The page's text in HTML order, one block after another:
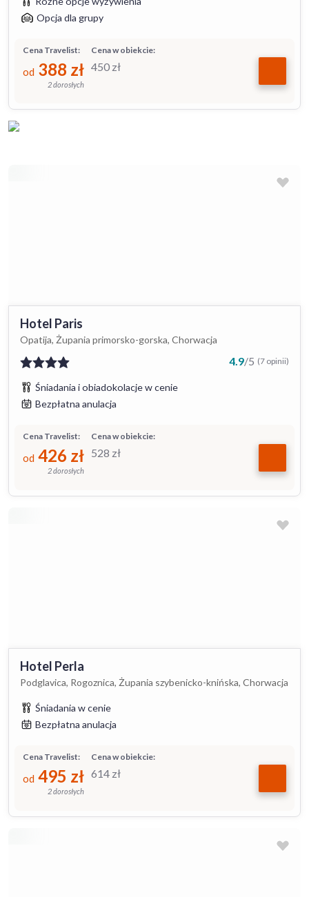
Opcja dla grupy
Cena w obiekcie:
450 zł
Cena Travelist:
od 388 zł
2 dorosłych
Hotel Paris
Opatija, Żupania primorsko-gorska, Chorwacja
4.9/5 (7 opinii)
Śniadania i obiadokolacje w cenie
Bezpłatna anulacja
Cena w obiekcie:
528 zł
Cena Travelist:
od 426 zł
2 dorosłych
Hotel Perla
Podglavica, Rogoznica, Żupania szybenicko-knińska, Chorwacja
Śniadania w cenie
Bezpłatna anulacja
Cena w obiekcie:
614 zł
Cena Travelist:
od 495 zł
2 dorosłych